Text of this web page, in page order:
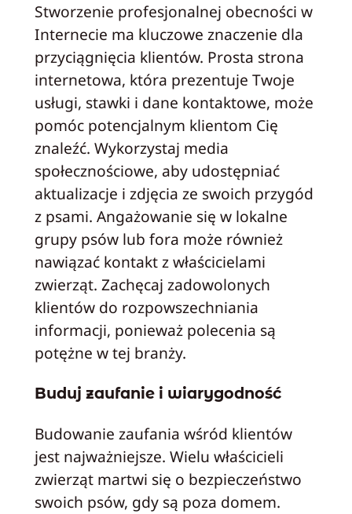
Stworzenie profesjonalnej obecności w
Internecie ma kluczowe znaczenie dla
przyciągnięcia klientów. Prosta strona
internetowa, która prezentuje Twoje
usługi, stawki i dane kontaktowe, może
pomóc potencjalnym klientom Cię
znaleźć. Wykorzystaj media
społecznościowe, aby udostępniać
aktualizacje i zdjęcia ze swoich przygód
z psami. Angażowanie się w lokalne
grupy psów lub fora może również
nawiązać kontakt z właścicielami
zwierząt. Zachęcaj zadowolonych
klientów do rozpowszechniania
informacji, ponieważ polecenia są
potężne w tej branży.
Buduj zaufanie i wiarygodność
Budowanie zaufania wśród klientów
jest najważniejsze. Wielu właścicieli
zwierząt martwi się o bezpieczeństwo
swoich psów, gdy są poza domem.